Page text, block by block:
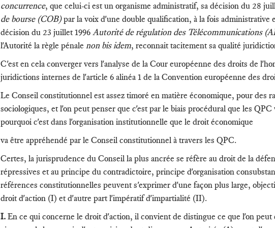
concurrence, que celui-ci est un organisme administratif, sa décision du 28
de bourse (COB)par la voix d'une double qualification, à la fois
décision du 23 juillet 1996 Autorité de régulation des Télécommunications
l'Autorité la règle pénale non bis idem, reconnait tacitement sa qualité
C'est en cela converger vers l'analyse de la Cour européenne des droits de
juridictions internes de l'article 6 alinéa 1 de la Convention européenne des
Le Conseil constitutionnel est assez timoré en matière économique, pour des
sociologiques, et l'on peut penser que c'est par le biais procédural que les
pourquoi c'est dans l'organisation institutionnelle que le droit économique
va être appréhendé par le Conseil constitutionnel à travers les QPC.
Certes, la jurisprudence du Conseil la plus ancrée se réfère au droit de la
répressives et au principe du contradictoire, principe d'organisation
références constitutionnelles peuvent s'exprimer d'une façon plus large,
droit d'action (I) et d'autre part l'impératif d'impartialité (II).
I. En ce qui concerne le droit d'action, il convient de distingue ce que l'on